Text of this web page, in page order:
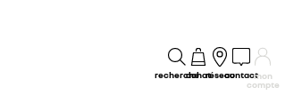
rechercheachatréseaucontactmon
compte